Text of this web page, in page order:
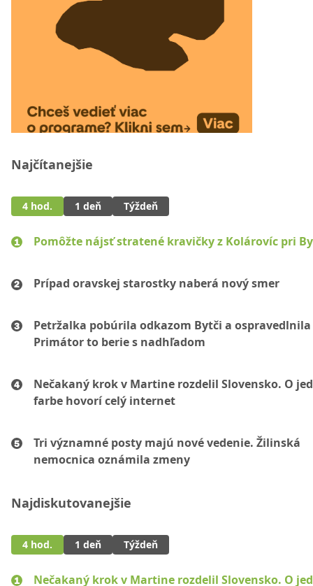
Najčítanejšie
4 hod. 1 deň Týždeň
Pomôžte nájsť stratené kravičky z Kolárovíc pri
Prípad oravskej starostky naberá nový smer
Petržalka pobúrila odkazom Bytči a ospravedlnila
Primátor to berie s nadhľadom
Nečakaný krok v Martine rozdelil Slovensko. O
farbe hovorí celý internet
Tri významné posty majú nové vedenie. Žilinská
nemocnica oznámila zmeny
Najdiskutovanejšie
4 hod. 1 deň Týždeň
Nečakaný krok v Martine rozdelil Slovensko. O